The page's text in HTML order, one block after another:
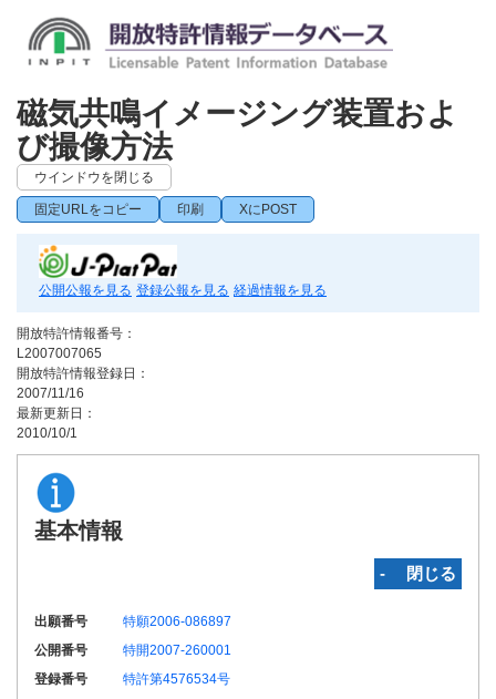
磁気共鳴イメージング装置およ
び撮像方法
ウインドウを閉じる
固定URLをコピー 印刷 XにPOST
公開公報を見る 登録公報を見る 経過情報を見る
開放特許情報番号：
L2007007065
開放特許情報登録日：
2007/11/16
最新更新日：
2010/10/1
基本情報
‐ 閉じる
出願番号
特願2006-086897
公開番号
特開2007-260001
登録番号
特許第4576534号